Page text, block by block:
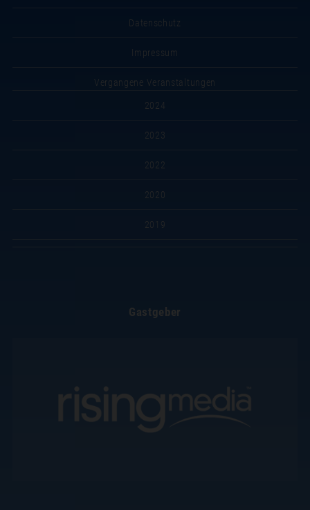
Datenschutz
Impressum
Vergangene Veranstaltungen
2024
2023
2022
2020
2019
Gastgeber